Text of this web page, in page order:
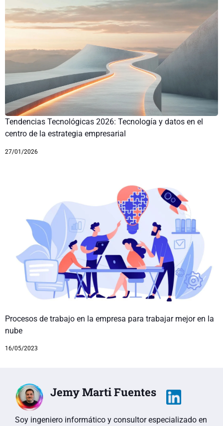
Tendencias Tecnológicas 2026: Tecnología y datos en el
centro de la estrategia empresarial
27/01/2026
Procesos de trabajo en la empresa para trabajar mejor en la
nube
16/05/2023
Jemy Marti Fuentes
Soy ingeniero informático y consultor especializado en